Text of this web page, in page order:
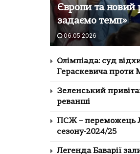
Європи та новий
задаємо темп»
06.05.2026
Олімпіада: суд
Гераскевича проти
Зеленський
реванші
ПСЖ – переможець
сезону-2024/25
Легенда Баварії